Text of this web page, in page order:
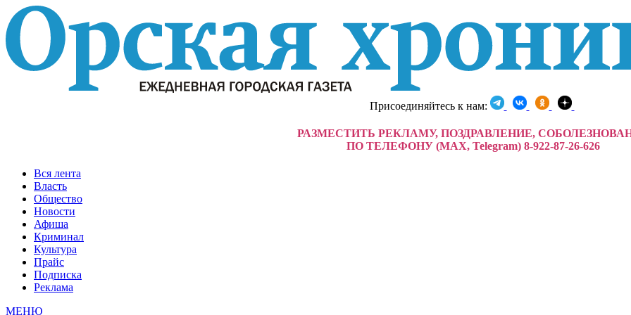
Присоединяйтесь к нам:
РАЗМЕСТИТЬ РЕКЛАМУ, ПОЗДРАВЛЕНИЕ,
ПО ТЕЛЕФОНУ (MAX, Telegram) 8-922-87-26-626
Вся лента
Власть
Общество
Новости
Афиша
Криминал
Культура
Прайс
Подписка
Реклама
МЕНЮ